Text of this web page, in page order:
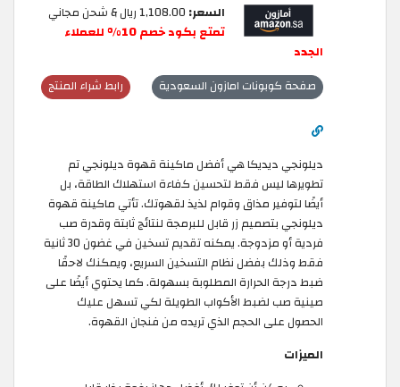
السعر: 1,108.00 ريال & شحن مجاني
تمتع بكود خصم 10% للعملاء
الجدد
رابط شراء المنتج صفحة كوبونات امازون السعودية
ديلونجي ديديكا هي أفضل ماكينة قهوة ديلونجي تم
تطويرها ليس فقط لتحسين كفاءة استهلاك الطاقة، بل
أيضًا لتوفير مذاق وقوام لذيذ لقهوتك. تأتي ماكينة قهوة
ديلونجي بتصميم زر قابل للبرمجة لنتائج ثابتة وقدرة صب
فردية أو مزدوجة. يمكنه تقديم تسخين في غضون 30 ثانية
فقط وذلك بفضل نظام التسخين السريع، ويمكنك لاحقًا
ضبط درجة الحرارة المطلوبة بسهولة. كما يحتوي أيضًا على
صينية صب لضبط الأكواب الطويلة لكي تسهل عليك
الحصول على الحجم الذي تريده من فنجان القهوة.
الميزات